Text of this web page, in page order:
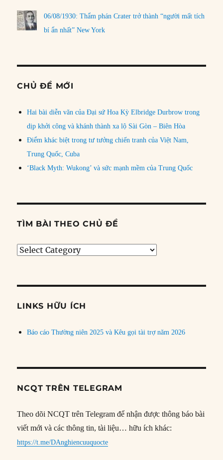
06/08/1930: Thẩm phán Crater trở thành “người mất tích
bí ẩn nhất” New York
CHỦ ĐỀ MỚI
Hai bài diễn văn của Đại sứ Hoa Kỳ Elbridge Durbrow trong
dịp khởi công và khánh thành xa lộ Sài Gòn – Biên Hòa
Điểm khác biệt trong tư tưởng chiến tranh của Việt Nam,
Trung Quốc, Cuba
‘Black Myth: Wukong’ và sức mạnh mềm của Trung Quốc
TÌM BÀI THEO CHỦ ĐỀ
Tìm
đề
LINKS HỮU ÍCH
Báo cáo Thường niên 2025 và Kêu gọi tài trợ năm 2026
NCQT TRÊN TELEGRAM
Theo dõi NCQT trên Telegram để nhận được thông báo bài
viết mới và các thông tin, tài liệu… hữu ích khác:
https://t.me/DAnghiencuuquocte